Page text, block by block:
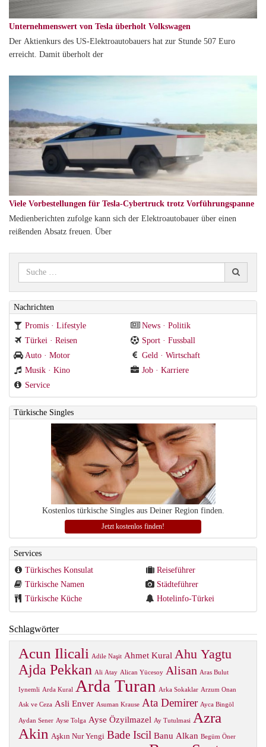
Unternehmenswert von Tesla überholt Volkswagen
Der Aktienkurs des US-Elektroautobauers hat zur Stunde 507 Euro
erreicht. Damit überholt der
Viele Vorbestellungen für Tesla-Cybertruck trotz Vorführungspanne
Medienberichten zufolge kann sich der Elektroautobauer über einen
reißenden Absatz freuen. Über
Nachrichten
Promis · Lifestyle
News · Politik
Türkei · Reisen
Sport · Fussball
Auto · Motor
Geld · Wirtschaft
Musik · Kino
Job · Karriere
Service
Türkische Singles
Kostenlos türkische Singles aus Deiner Region finden.
Jetzt kostenlos finden!
Services
Türkisches Konsulat
Reiseführer
Türkische Namen
Städteführer
Türkische Küche
Hotelinfo-Türkei
Schlagwörter
Acun Ilicali Adile Naşit Ahmet Kural Ahu Yagtu
Ajda Pekkan Ali Atay Alican Yücesoy Alisan Aras Bulut
Iynemli Arda Kural Arda Turan Arka Sokaklar Arzum Onan
Ask ve Ceza Asli Enver Asuman Krause Ata Demirer Ayca Bingöl
Aydan Sener Ayse Tolga Ayse Özyilmazel Ay Tutulmasi
Azra
Akin Aşkın Nur Yengi Bade Iscil Banu Alkan Begüm Öner